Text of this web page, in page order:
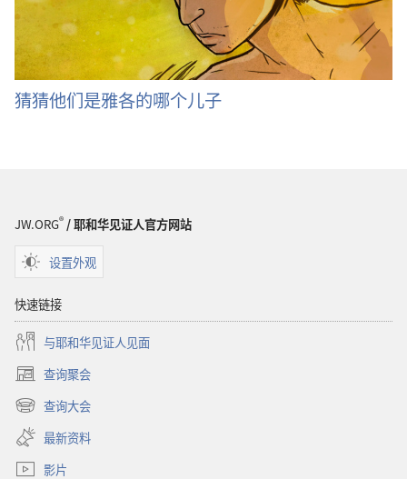
猜猜他们是雅各的哪个儿子
JW.ORG®/ 耶和华见证人官方网站
设置外观
快速链接
与耶和华见证人见面
查询聚会
（打
开
新
窗
口）
查询大会
（打
开
新
窗
最新资料
影片